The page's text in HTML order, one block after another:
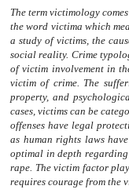
The term victimology
the word victima which
a study of victims, the
social reality. Crime
of victim involvement in
victim of crime. The
property, and
cases, victims can be
offenses have legal
as human rights laws
optimal in depth
rape. The victim factor
requires courage from the